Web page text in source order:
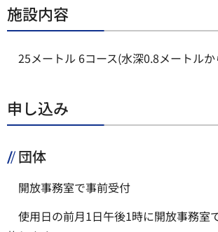
施設内容
25メートル 6コース(水深0.8メートル
申し込み
団体
開放事務室で事前受付
使用日の前月1日午後1時に開放事務室